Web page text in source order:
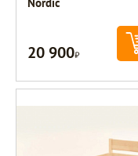
Nordic
20 900Р